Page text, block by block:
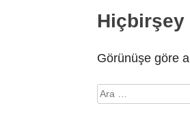
Hiçbirşey
Görünüşe göre
Arama: